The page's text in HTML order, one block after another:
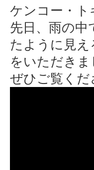
ケンコー・ト
先日、雨の中
たように見
をいただき
ぜひご覧くだ